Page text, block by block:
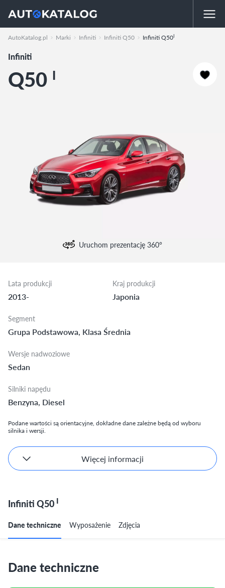
AutoKatalog.pl Marki Infiniti Infiniti Q50 Infiniti Q50I
Infiniti
Q50 I
Uruchom prezentację 360°
Lata produkcji
2013-
Kraj produkcji
Japonia
Segment
Grupa Podstawowa, Klasa Średnia
Wersje nadwoziowe
Sedan
Silniki napędu
Benzyna, Diesel
Podane wartości są orientacyjne, dokładne dane zależne będą od wyboru
silnika i wersji.
Więcej informacji
Infiniti Q50 I
Dane techniczne Wyposażenie Zdjęcia
Dane techniczne